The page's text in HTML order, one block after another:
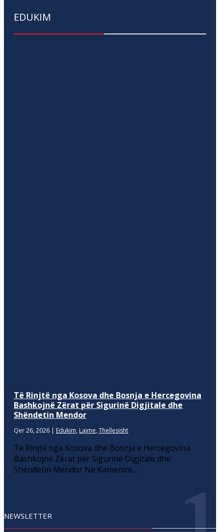
EDUKIM
Të Rinjtë nga Kosova dhe Bosnja e Hercegovina
Bashkojnë Zërat për Sigurinë Digjitale dhe
Shëndetin Mendor
Qer 26, 2026 | Edukim, Lajme, Thellesisht
Të Rinjtë nga Kosova dhe Bosnja e Hercegovina
Bashkojnë Zërat për Sigurinë Digjitale dhe
Shëndetin Mendor Në Kamenicë,...
NEWSLETTER